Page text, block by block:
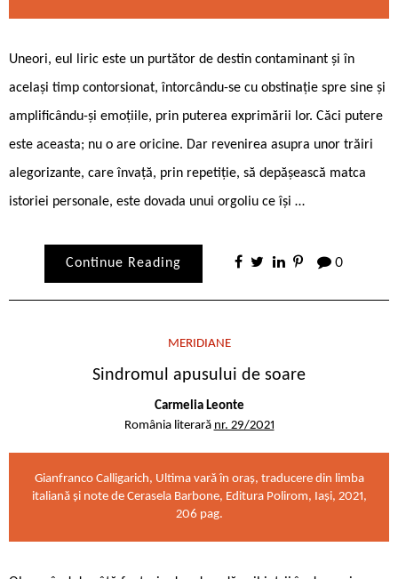
Uneori, eul liric este un purtător de destin contaminant și în
același timp contorsionat, întorcându-se cu obstinație spre sine și
amplificându-și emoțiile, prin puterea exprimării lor. Căci putere
este aceasta; nu o are oricine. Dar revenirea asupra unor trăiri
alegorizante, care învață, prin repetiție, să depășească matca
istoriei personale, este dovada unui orgoliu ce își …
Continue Reading 0
MERIDIANE
Sindromul apusului de soare
Carmelia Leonte
România literară nr. 29/2021
Gianfranco Calligarich, Ultima vară în oraș, traducere din limba
italiană și note de Cerasela Barbone, Editura Polirom, Iași, 2021,
206 pag.